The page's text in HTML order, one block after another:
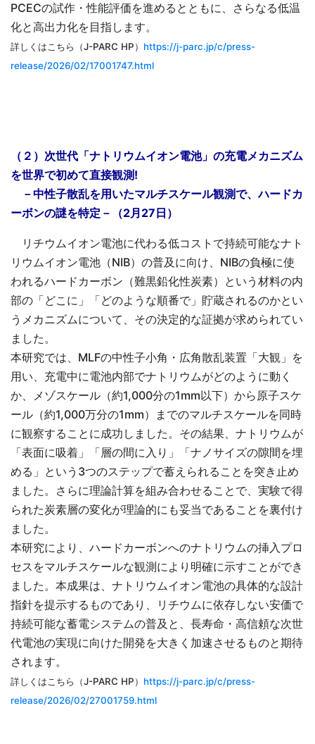
PCECの試作・性能評価を進めるとともに、さらなる低温
化と高出力化を目指します。
詳しくはこちら（J-PARC HP） https://j-parc.jp/c/press-
release/2026/02/17001747.html
（２）次世代「ナトリウムイオン電池」の充電メカニズム
を世界で初めて直接観測!
－中性子散乱を用いたマルチスケール観測で、ハードカ
ーボンの謎を特定－（2月27日）
リチウムイオン電池に代わる低コストで持続可能なナト
リウムイオン電池（NIB）の普及に向け、NIBの負極に使
われるハードカーボン（難黒鉛化性炭素）という材料の内
部の「どこに」「どのような順番で」貯蔵されるのかとい
うメカニズムについて、その決定的な証拠が求められてい
ました。
本研究では、MLFの中性子小角・広角散乱装置「大観」を
用い、充電中に電池内部でナトリウムがどのように動く
か、メゾスケール（約1,000分の1mm以下）から原子スケ
ール（約1,000万分の1mm）までのマルチスケールを同時
に観察することに成功しました。その結果、ナトリウムが
「表面に吸着」「層の間に入り」「ナノサイズの隙間を埋
める」という3つのステップで蓄えられることを突き止め
ました。さらに理論計算を組み合わせることで、実験で得
られた炭素層の変化が理論的にも妥当であることを裏付け
ました。
本研究により、ハードカーボンへのナトリウムの挿入プロ
セスをマルチスケールな観測により明確に示すことができ
ました。本成果は、ナトリウムイオン電池の具体的な設計
指針を提示するものであり、リチウムに依存しない安価で
持続可能な蓄電システムの普及と、長寿命・高信頼な次世
代電池の実現に向けた開発を大きく加速させるものと期待
されます。
詳しくはこちら（J-PARC HP） https://j-parc.jp/c/press-
release/2026/02/27001759.html